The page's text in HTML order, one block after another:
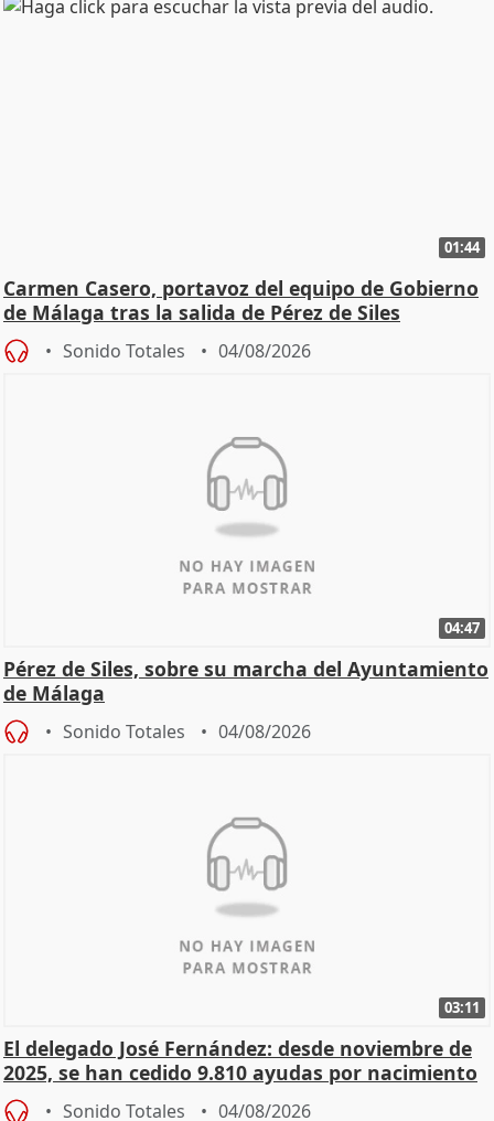
01:44
Carmen Casero, portavoz del equipo de Gobierno
de Málaga tras la salida de Pérez de Siles
Sonido Totales 04/08/2026
04:47
Pérez de Siles, sobre su marcha del Ayuntamiento
de Málaga
Sonido Totales 04/08/2026
03:11
El delegado José Fernández: desde noviembre de
2025, se han cedido 9.810 ayudas por nacimiento
Sonido Totales 04/08/2026